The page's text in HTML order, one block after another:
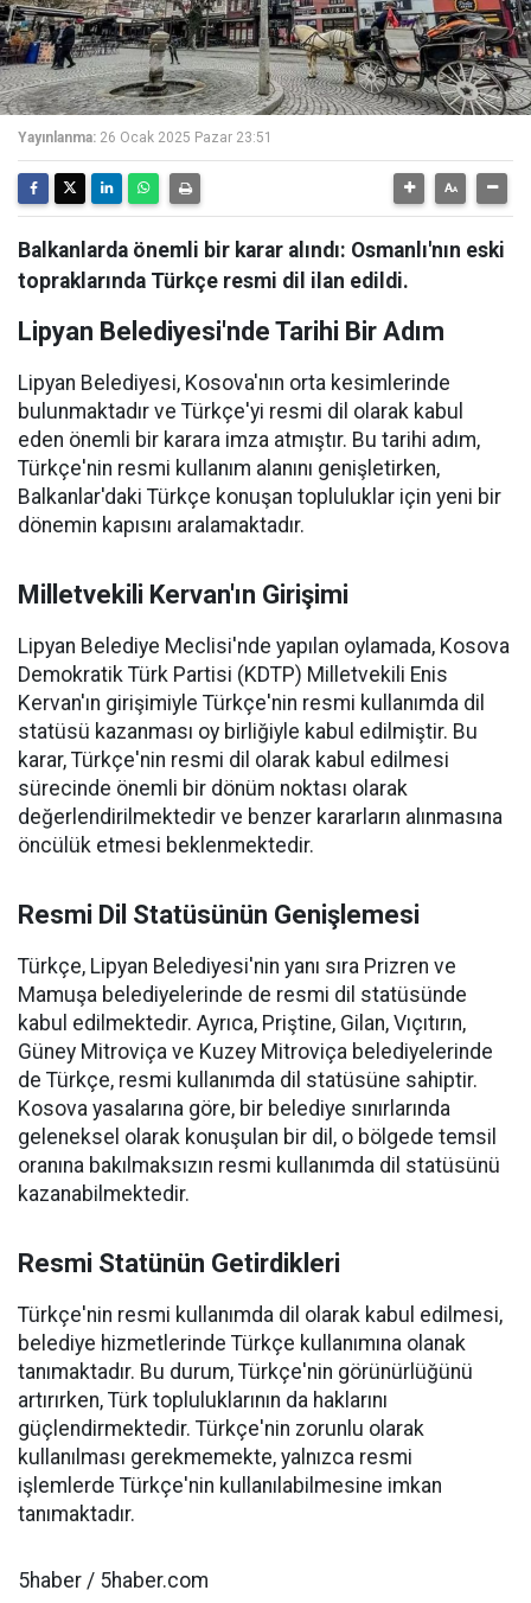
Yayınlanma: 26 Ocak 2025 Pazar 23:51
Balkanlarda önemli bir karar alındı: Osmanlı'nın eski
topraklarında Türkçe resmi dil ilan edildi.
Lipyan Belediyesi'nde Tarihi Bir Adım
Lipyan Belediyesi, Kosova'nın orta kesimlerinde
bulunmaktadır ve Türkçe'yi resmi dil olarak kabul
eden önemli bir karara imza atmıştır. Bu tarihi adım,
Türkçe'nin resmi kullanım alanını genişletirken,
Balkanlar'daki Türkçe konuşan topluluklar için yeni bir
dönemin kapısını aralamaktadır.
Milletvekili Kervan'ın Girişimi
Lipyan Belediye Meclisi'nde yapılan oylamada, Kosova
Demokratik Türk Partisi (KDTP) Milletvekili Enis
Kervan'ın girişimiyle Türkçe'nin resmi kullanımda dil
statüsü kazanması oy birliğiyle kabul edilmiştir. Bu
karar, Türkçe'nin resmi dil olarak kabul edilmesi
sürecinde önemli bir dönüm noktası olarak
değerlendirilmektedir ve benzer kararların alınmasına
öncülük etmesi beklenmektedir.
Resmi Dil Statüsünün Genişlemesi
Türkçe, Lipyan Belediyesi'nin yanı sıra Prizren ve
Mamuşa belediyelerinde de resmi dil statüsünde
kabul edilmektedir. Ayrıca, Priştine, Gilan, Vıçıtırın,
Güney Mitroviça ve Kuzey Mitroviça belediyelerinde
de Türkçe, resmi kullanımda dil statüsüne sahiptir.
Kosova yasalarına göre, bir belediye sınırlarında
geleneksel olarak konuşulan bir dil, o bölgede temsil
oranına bakılmaksızın resmi kullanımda dil statüsünü
kazanabilmektedir.
Resmi Statünün Getirdikleri
Türkçe'nin resmi kullanımda dil olarak kabul edilmesi,
belediye hizmetlerinde Türkçe kullanımına olanak
tanımaktadır. Bu durum, Türkçe'nin görünürlüğünü
artırırken, Türk topluluklarının da haklarını
güçlendirmektedir. Türkçe'nin zorunlu olarak
kullanılması gerekmemekte, yalnızca resmi
işlemlerde Türkçe'nin kullanılabilmesine imkan
tanımaktadır.
5haber / 5haber.com